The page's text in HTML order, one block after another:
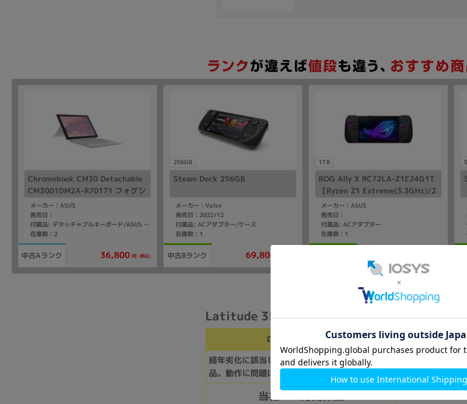
Chromebook CM30 Detachable
CM3001DM2A-R70171 フォグシ
ルバー【Kompanio(2.0GHz)/8G
B/64GB eMMC/ChromeOS】【d
ocomo版 SIMフリー】
メーカー：ASUS
発売日：
付属品: デタッチャブルキーボード/ASUS USI Pen/スタンドカバー
在庫数：2
中古Aランク 36,800 円 (税込)
256GB
Steam Deck 256GB
メーカー：Valve
発売日：2022/12
付属品: ACアダプター/ケース
在庫数：1
中古Bランク 69,800
1TB
ROG Ally X RC72LA-Z1E24G1T
【Ryzen Z1 Extreme(3.3GHz)/2
4GB/1TB SSD/Win11Home】
メーカー：ASUS
発売日：
付属品: ACアダプター
在庫数：1
Latitude 3520【Core i5(2.4GHz)/16GB/
中古Cランク
経年劣化に該当しない傷、汚れなどのある中古
品。動作に問題はありません。
当社３ヶ月間保証
商品番号：
在庫数